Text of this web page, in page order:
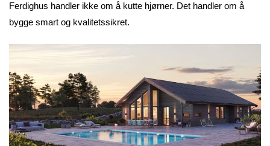
Ferdighus handler ikke om å kutte hjørner. Det handler om å
bygge smart og kvalitetssikret.